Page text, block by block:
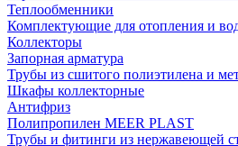
Теплообменники
Комплектующие для отопления и
Коллекторы
Запорная арматура
Трубы из сшитого полиэтилена и
Шкафы коллекторные
Антифриз
Полипропилен MEER PLAST
Трубы и фитинги из нержавеющей